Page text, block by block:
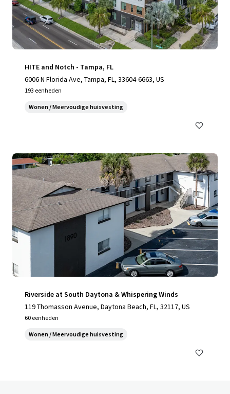
HITE and Notch - Tampa, FL
6006 N Florida Ave, Tampa, FL, 33604-6663, US
193 eenheden
Wonen / Meervoudige huisvesting
Riverside at South Daytona & Whispering Winds
119 Thomasson Avenue, Daytona Beach, FL, 32117, US
60 eenheden
Wonen / Meervoudige huisvesting